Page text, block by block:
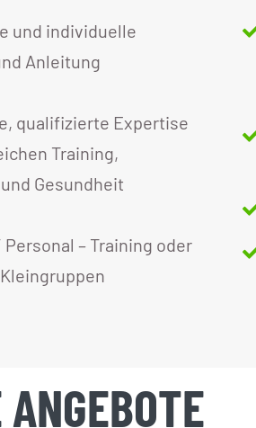
und individuelle
Anleitung
qualifizierte Expertise
Training,
Gesundheit
– Training oder